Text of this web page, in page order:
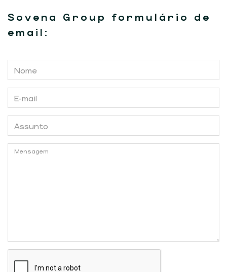
Sovena Group formulário de
email: